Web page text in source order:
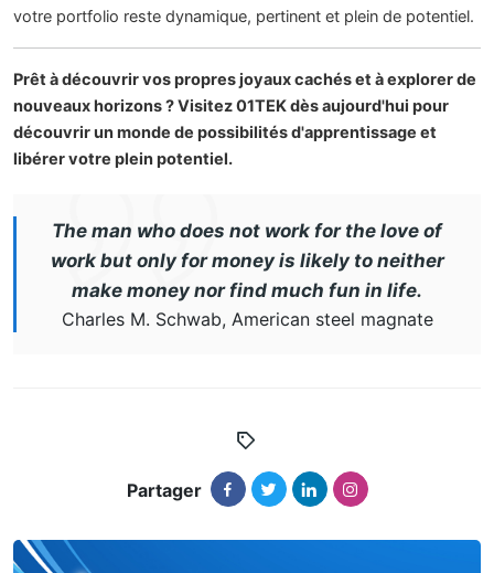
votre portfolio reste dynamique, pertinent et plein de potentiel.
Prêt à découvrir vos propres joyaux cachés et à explorer de
nouveaux horizons ? Visitez 01TEK dès aujourd'hui pour
découvrir un monde de possibilités d'apprentissage et
libérer votre plein potentiel.
The man who does not work for the love of
work but only for money is likely to neither
make money nor find much fun in life.
Charles M. Schwab, American steel magnate
Partager